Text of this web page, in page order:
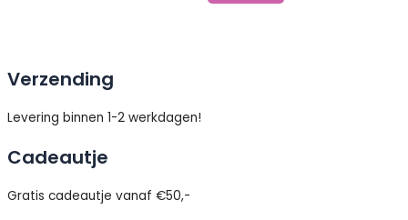
Verzending
Levering binnen 1-2 werkdagen!
Cadeautje
Gratis cadeautje vanaf €50,-